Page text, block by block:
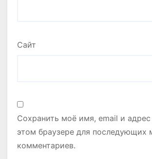
Сайт
Сохранить моё имя, email и адрес
этом браузере для последующих
комментариев.